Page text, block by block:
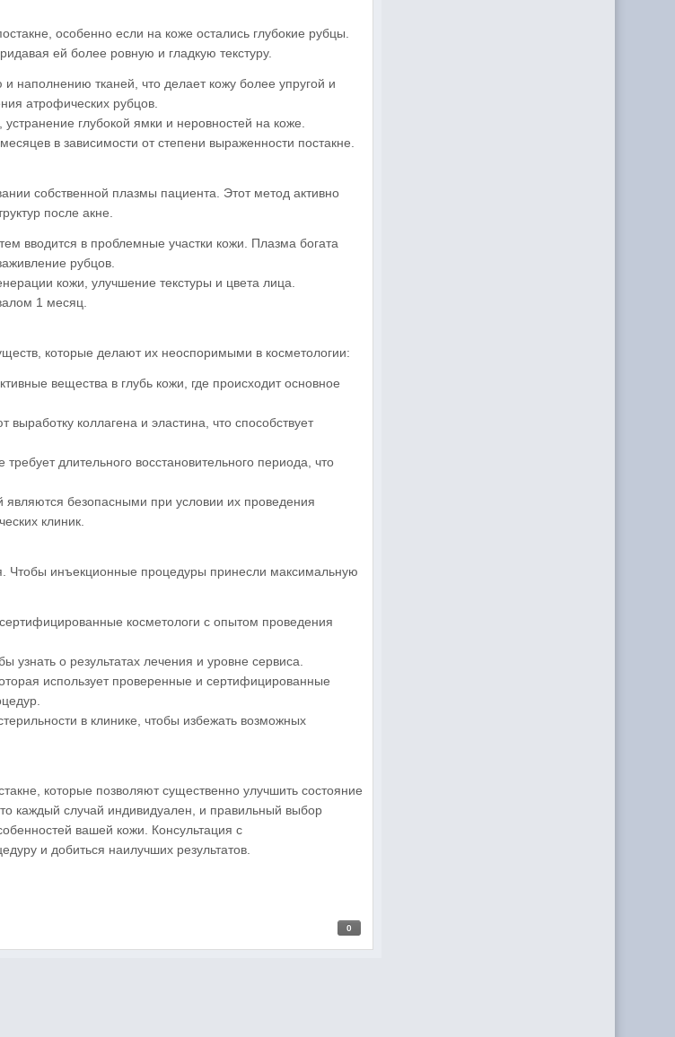
особенно если на коже остались глубокие рубцы.
ей более ровную и гладкую текстуру.
наполнению тканей, что делает кожу более упругой и
атрофических рубцов.
глубокой ямки и неровностей на коже.
в зависимости от степени выраженности постакне.
собственной плазмы пациента. Этот метод активно
после акне.
вводится в проблемные участки кожи. Плазма богата
рубцов.
кожи, улучшение текстуры и цвета лица.
1 месяц.
которые делают их неоспоримыми в косметологии:
вещества в глубь кожи, где происходит основное
коллагена и эластина, что способствует
длительного восстановительного периода, что
безопасными при условии их проведения
клиник.
Чтобы инъекционные процедуры принесли максимальную
косметологи с опытом проведения
узнать о результатах лечения и уровне сервиса.
использует проверенные и сертифицированные
в клинике, чтобы избежать возможных
которые позволяют существенно улучшить состояние
каждый случай индивидуален, и правильный выбор
вашей кожи. Консультация с
и добиться наилучших результатов.
0